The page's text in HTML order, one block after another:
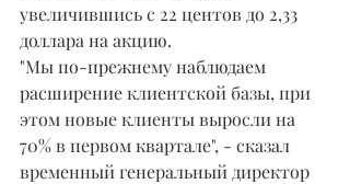
увеличившись с 22 центов до 2,33
доллара на акцию.
"Мы по-прежнему наблюдаем
расширение клиентской базы, при
этом новые клиенты выросли на
70% в первом квартале", - сказал
временный генеральный директор